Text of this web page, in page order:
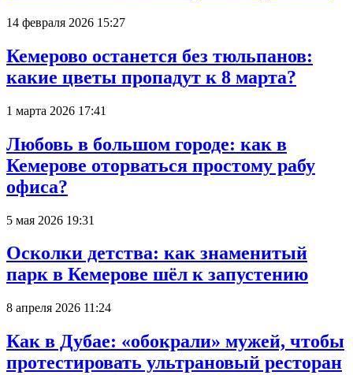
14 февраля 2026 15:27
Кемерово останется без тюльпанов:
какие цветы пропадут к 8 марта?
1 марта 2026 17:41
Любовь в большом городе: как в
Кемерове оторваться простому рабу
офиса?
5 мая 2026 19:31
Осколки детства: как знаменитый
парк в Кемерове шёл к запустению
8 апреля 2026 11:24
Как в Дубае: «обокрали» мужей, чтобы
протестировать ультрановый ресторан